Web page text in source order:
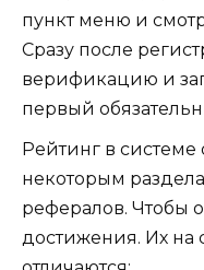
пункт меню и
Сразу после
верификацию и
первый
Рейтинг в системе
некоторым
рефералов. Чтобы
достижения. Их на